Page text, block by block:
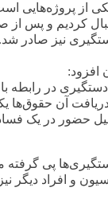
از پروژه‌هایی
کردیم و پس
نیز صادر
افزود:
در رابطه
آن حقوق‌ها
حضور در یک
پی
و افراد دیگر